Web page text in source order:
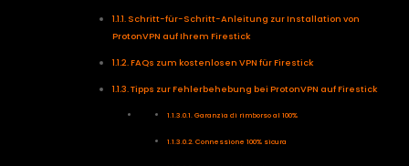
Schritt-für-Schritt-Anleitung zur Installation von
ProtonVPN auf Ihrem Firestick
FAQs zum kostenlosen VPN für Firestick
Tipps zur Fehlerbehebung bei ProtonVPN auf Firestick
Garanzia di rimborso al 100%
Connessione 100% sicura